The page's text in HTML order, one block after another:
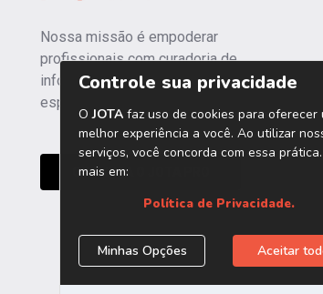
Nossa missão é empoderar
profissionais com curadoria de
informações independentes e
especializadas.
CONHEÇA O JOTA PRO